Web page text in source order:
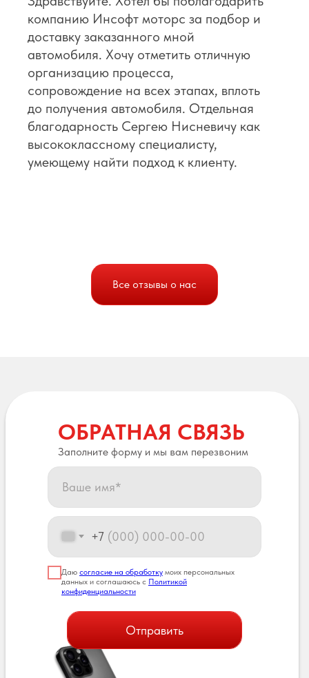
компанию Инсофт моторс за подбор и
доставку заказанного мной
автомобиля. Хочу отметить отличную
организацию процесса,
сопровождение на всех этапах, вплоть
до получения автомобиля. Отдельная
благодарность Сергею Нисневичу как
высококлассному специалисту,
умеющему найти подход к клиенту.
Все отзывы о нас
ОБРАТНАЯ СВЯЗЬ
Заполните форму и мы вам перезвоним
+7
Даю согласие на обработку моих персональных
данных и соглашаюсь с Политикой
конфиденциальности
Отправить